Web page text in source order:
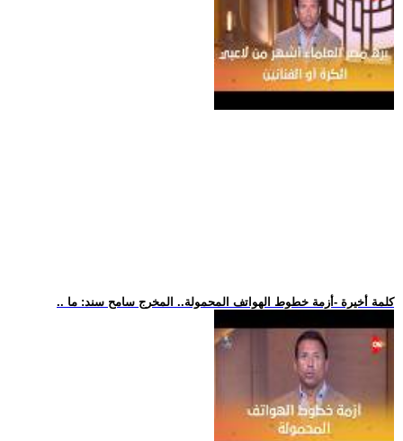
.. كلمة أخيرة -أزمة خطوط الهواتف المحمولة.. المخرج سامح سند: ما